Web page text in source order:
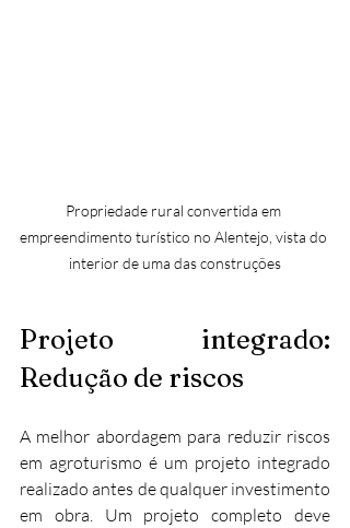
Propriedade rural convertida em
empreendimento turístico no Alentejo, vista do
interior de uma das construções
Projeto integrado:
Redução de riscos
A melhor abordagem para reduzir riscos
em agroturismo é um projeto integrado
realizado antes de qualquer investimento
em obra. Um projeto completo deve